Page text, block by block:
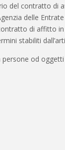
del contratto di
delle
di affitto
stabiliti
od